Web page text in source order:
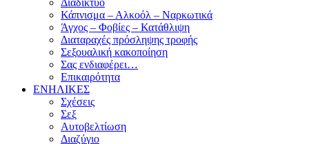
Διαδίκτυο
Κάπνισμα – Αλκοόλ – Ναρκωτικά
Άγχος – Φοβίες – Κατάθλιψη
Διαταραχές πρόσληψης τροφής
Σεξουαλική κακοποίηση
Σας ενδιαφέρει…
Επικαιρότητα
ΕΝΗΛΙΚΕΣ
Σχέσεις
Σεξ
Αυτοβελτίωση
Διαζύγιο